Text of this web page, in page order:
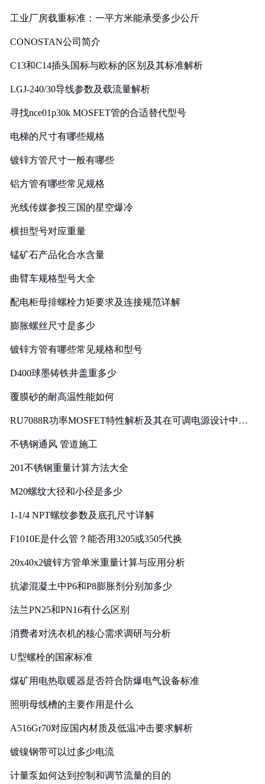
工业厂房载重标准：一平方米能承受多少公斤
CONOSTAN公司简介
C13和C14插头国标与欧标的区别及其标准解析
LGJ-240/30导线参数及载流量解析
寻找nce01p30k MOSFET管的合适替代型号
电梯的尺寸有哪些规格
镀锌方管尺寸一般有哪些
铝方管有哪些常见规格
光线传媒参投三国的星空爆冷
横担型号对应重量
锰矿石产品化合水含量
曲臂车规格型号大全
配电柜母排螺栓力矩要求及连接规范详解
膨胀螺丝尺寸是多少
镀锌方管有哪些常见规格和型号
D400球墨铸铁井盖重多少
覆膜砂的耐高温性能如何
RU7088R功率MOSFET特性解析及其在可调电源设计中的
不锈钢通风 管道施工
201不锈钢重量计算方法大全
M20螺纹大径和小径是多少
1-1/4 NPT螺纹参数及底孔尺寸详解
F1010E是什么管？能否用3205或3505代换
20x40x2镀锌方管单米重量计算与应用分析
抗渗混凝土中P6和P8膨胀剂分别加多少
法兰PN25和PN16有什么区别
消费者对洗衣机的核心需求调研与分析
U型螺栓的国家标准
煤矿用电热取暖器是否符合防爆电气设备标准
照明母线槽的主要作用是什么
A516Gr70对应国内材质及低温冲击要求解析
镀镍钢带可以过多少电流
计量泵如何达到控制和调节流量的目的